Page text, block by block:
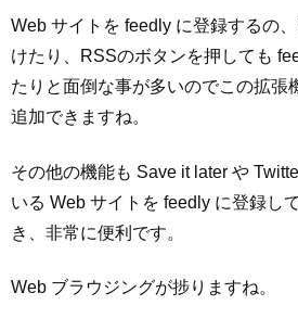
Web サイトを feedly に登録するの
けたり、RSSのボタンを押しても
たりと面倒な事が多いのでこの拡張
追加できますね。
その他の機能も Save it later や
いる Web サイトを feedly に登録し
き、非常に便利です。
Web ブラウジングが捗りますね。